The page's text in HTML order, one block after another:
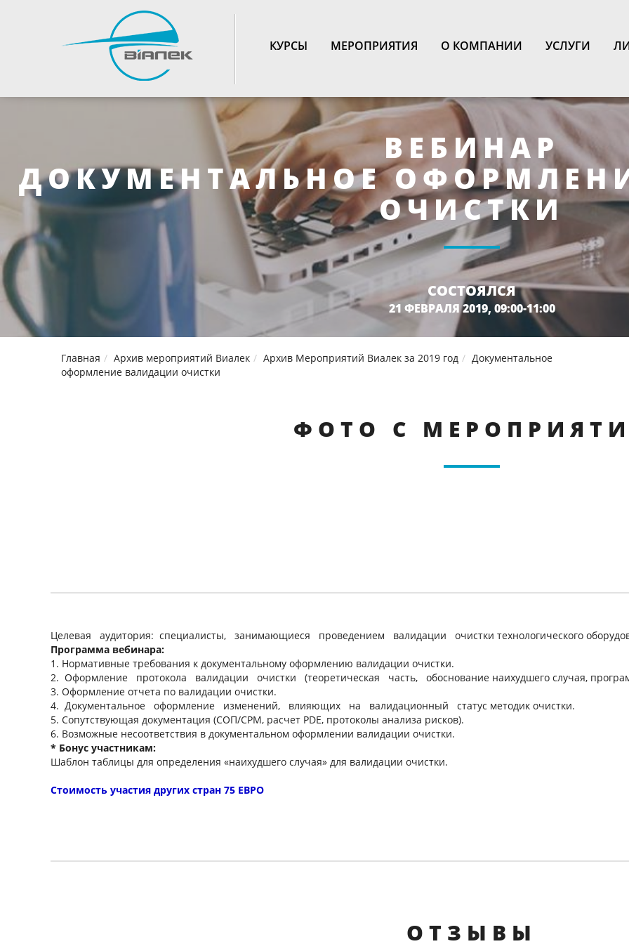
TOGGLE_NAVIGATION
КУРСЫ МЕРОПРИЯТИЯ О КОМПАНИИ УСЛУГИ
ВЕБИНАР
ДОКУМЕНТАЛЬНОЕ
ОЧИСТКИ
СОСТОЯЛСЯ
21 ФЕВРАЛЯ 2019, 09:00-11:00
Главная Архив мероприятий Виалек Архив Мероприятий Виалек за 2019 год
Документальное
оформление валидации очистки
ФОТО С
Целевая аудитория: специалисты, занимающиеся проведением валидации очистки технологического
Программа вебинара:
1. Нормативные требования к документальному оформлению валидации очистки.
2. Оформление протокола валидации очистки (теоретическая часть, обоснование наихудшего случая,
3. Оформление отчета по валидации очистки.
4. Документальное оформление изменений, влияющих на валидационный статус методик очистки.
5. Сопутствующая документация (СОП/СРМ, расчет PDE, протоколы анализа рисков).
6. Возможные несоответствия в документальном оформлении валидации очистки.
* Бонус участникам:
Шаблон таблицы для определения «наихудшего случая» для валидации очистки.
Стоимость участия других стран 75 ЕВРО
ОТЗЫВЫ